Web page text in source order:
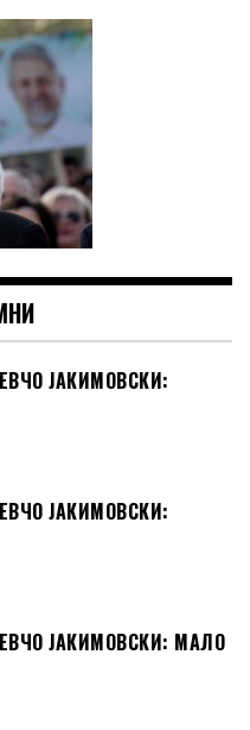
ЈАКИМОВСКИ:
ЈАКИМОВСКИ:
ЈАКИМОВСКИ: МАЛО